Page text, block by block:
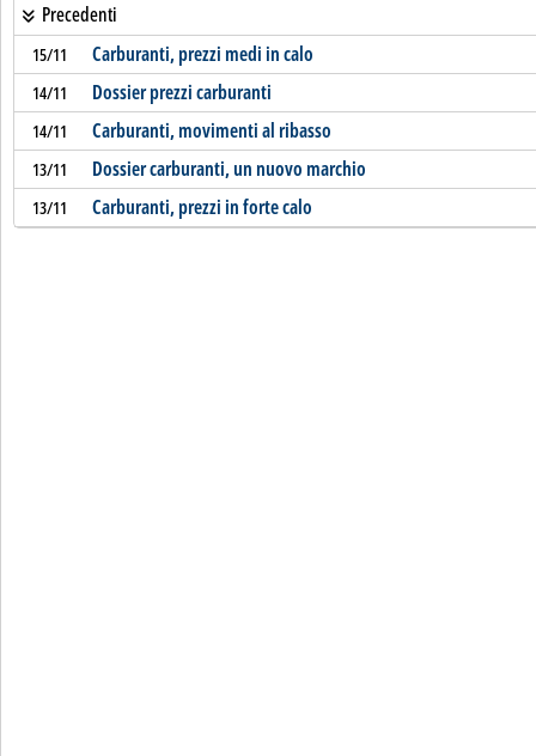
Precedenti
15/11 Carburanti, prezzi medi in calo
14/11 Dossier prezzi carburanti
14/11 Carburanti, movimenti al ribasso
13/11 Dossier carburanti, un nuovo marchio
13/11 Carburanti, prezzi in forte calo